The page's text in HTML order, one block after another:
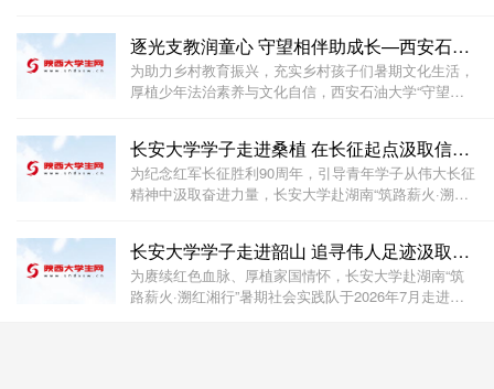
馆、小营巷、梅林村与小古城村等地，开
逐光支教润童心 守望相伴助成长—西安石油大学校“守
为助力乡村教育振兴，充实乡村孩子们暑期文化生活，
厚植少年法治素养与文化自信，西安石油大学“守望者
团队以“守望相助，砥砺前行，我们一直在路上”为
长安大学学子走进桑植 在长征起点汲取信仰力量
为纪念红军长征胜利90周年，引导青年学子从伟大长征
精神中汲取奋进力量，长安大学赴湖南“筑路薪火·溯红
故居、桑植烈士陵园，在长征起点完成了一次深刻 长安大学学子走进韶山 追寻伟人足迹汲取奋进力量
为赓续红色血脉、厚植家国情怀，长安大学赴湖南“筑
路薪火·溯红湘行”暑期社会实践队于2026年7月走进伟